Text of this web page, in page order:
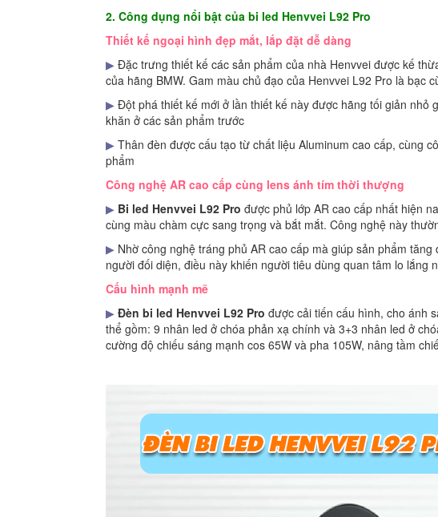
2. Công dụng nổi bật của bi led Henvvei L92 Pro
Thiết kế ngoại hình đẹp mắt, lắp đặt dễ dàng
▶ Đặc trưng thiết kế các sản phẩm của nhà Henvvei được kế
của hãng BMW. Gam màu chủ đạo của Henvvei L92 Pro là bạc
▶ Đột phá thiết kế mới ở lần thiết kế này được hãng tối giản
khăn ở các sản phẩm trước
▶ Thân đèn được cấu tạo từ chất liệu Aluminum cao cấp, cùng
phẩm
Công nghệ AR cao cấp cùng lens ánh tím thời thượng
▶ Bi led Henvvei L92 Pro được phủ lớp AR cao cấp nhất hiện
cùng màu chàm cực sang trọng và bắt mắt. Công nghệ này
▶ Nhờ công nghệ tráng phủ AR cao cấp mà giúp sản phẩm
người đối diện, điều này khiến người tiêu dùng quan tâm lo lắng
Cấu hình mạnh mẽ
▶ Đèn bi led Henvvei L92 Pro được cải tiến cấu hình, cho ánh
thể gồm: 9 nhân led ở chóa phản xạ chính và 3+3 nhân led ở
cường độ chiếu sáng mạnh cos 65W và pha 105W, nâng tầm